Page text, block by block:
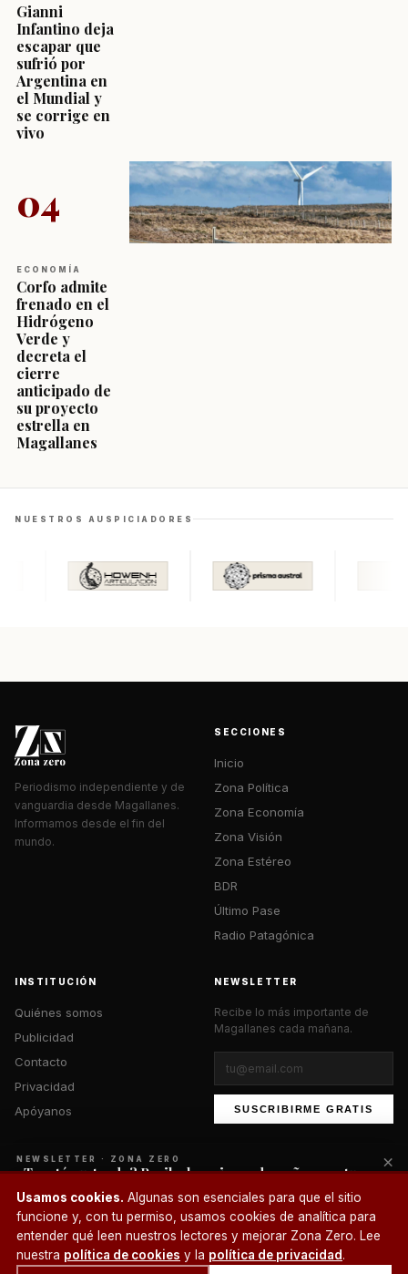
Gianni
Infantino deja
escapar que
sufrió por
Argentina en
el Mundial y
se corrige en
vivo
04
ECONOMÍA
Corfo admite
frenado en el
Hidrógeno
Verde y
decreta el
cierre
anticipado de
su proyecto
estrella en
Magallanes
NUESTROS AUSPICIADORES
Periodismo independiente y de
vanguardia desde Magallanes.
Informamos desde el fin del
mundo.
SECCIONES
Inicio
Zona Política
Zona Economía
Zona Visión
Zona Estéreo
BDR
Último Pase
Radio Patagónica
INSTITUCIÓN
Quiénes somos
Publicidad
Contacto
Privacidad
Apóyanos
NEWSLETTER
Recibe lo más importante de
Magallanes cada mañana.
SUSCRIBIRME GRATIS
© 2026 Zona Zero Media. Todos los derechos reservados.
Usamos cookies. Algunas son esenciales para que el sitio
funcione y, con tu permiso, usamos cookies de analítica para
entender qué leen nuestros lectores y mejorar Zona Zero. Lee
nuestra política de cookies y la política de privacidad.
¿Un café?
NEWSLETTER · ZONA ZERO
¿Te está gustando? Recibe lo mejor cada mañana en tu
correo.
SUSCRIBIRME
×